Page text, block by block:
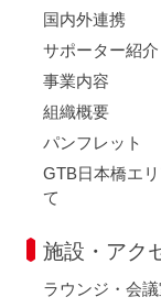
国内外連携
サポーター紹介
事業内容
組織概要
パンフレット
GTB日本橋エ
て
施設・アク
ラウンジ・会